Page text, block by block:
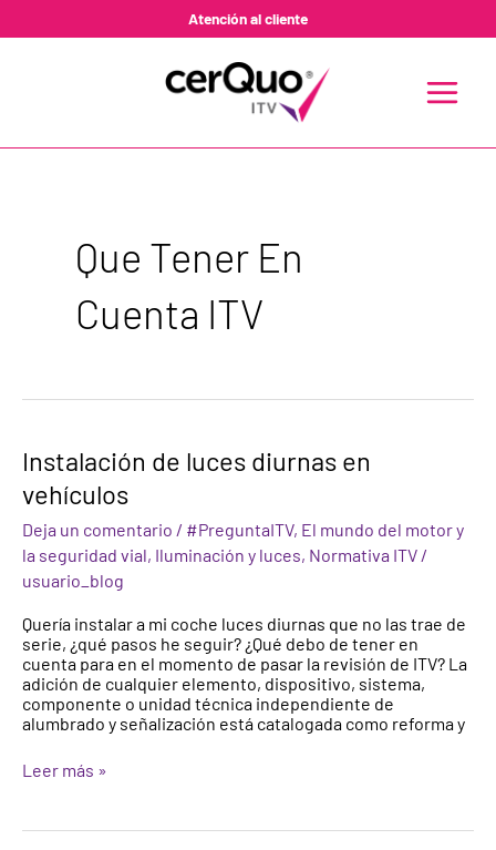
Atención al cliente
MENU
Que Tener En
Cuenta ITV
Instalación de luces diurnas en
vehículos
Deja un comentario / #PreguntaITV, El mundo del motor y
la seguridad vial, Iluminación y luces, Normativa ITV /
usuario_blog
Quería instalar a mi coche luces diurnas que no las trae de
serie, ¿qué pasos he seguir? ¿Qué debo de tener en
cuenta para en el momento de pasar la revisión de ITV? La
adición de cualquier elemento, dispositivo, sistema,
componente o unidad técnica independiente de
alumbrado y señalización está catalogada como reforma y
Instalación
de
luces
en
vehículos
Leer más »